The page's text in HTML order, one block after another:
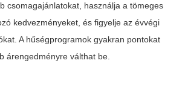
csomagajánlatokat, használja a tömeges
kedvezményeket, és figyelje az évvégi
A hűségprogramok gyakran pontokat
árengedményre válthat be.